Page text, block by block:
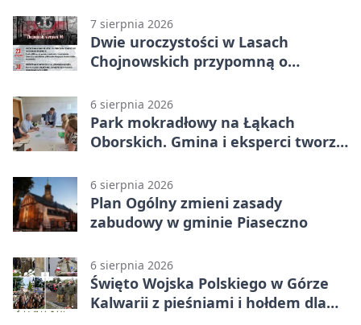
7 sierpnia 2026
Dwie uroczystości w Lasach
Chojnowskich przypomną o
6 sierpnia 2026
Park mokradłowy na Łąkach
Oborskich. Gmina i eksperci tworzą
6 sierpnia 2026
Plan Ogólny zmieni zasady
zabudowy w gminie Piaseczno
6 sierpnia 2026
Święto Wojska Polskiego w Górze
Kalwarii z pieśniami i hołdem dla